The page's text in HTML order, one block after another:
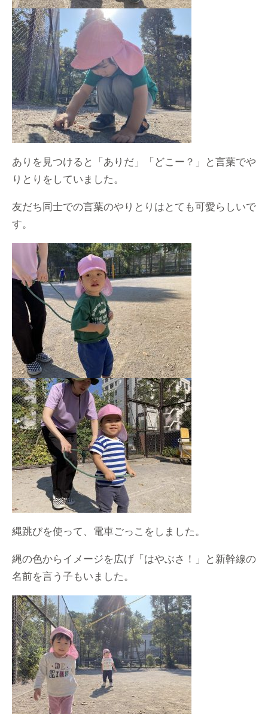
ありを見つけると「ありだ」「どこー？」と言葉でや
りとりをしていました。
友だち同士での言葉のやりとりはとても可愛らしいで
す。
縄跳びを使って、電車ごっこをしました。
縄の色からイメージを広げ「はやぶさ！」と新幹線の
名前を言う子もいました。